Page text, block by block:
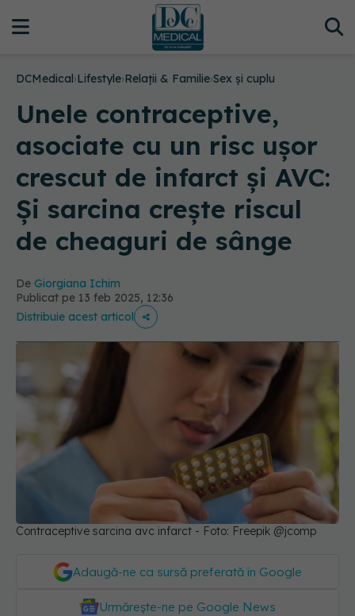
DCMedical›Lifestyle›Relații & Familie›Sex și cuplu
Unele contraceptive,
asociate cu un risc uşor
crescut de infarct și AVC:
Și sarcina creşte riscul
de cheaguri de sânge
De Giorgiana Ichim
Publicat pe 13 feb 2025, 12:36
Distribuie acest articol
Contraceptive sarcina avc infarct - Foto: Freepik @jcomp
Adaugă-ne ca sursă preferată în Google
Urmărește-ne pe Google News